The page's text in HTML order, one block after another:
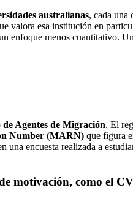
australianas, cada una
valora esa institución en
enfoque menos cuantitativo.
de Agentes de Migración. El
Number (MARN) que figura
encuesta realizada a
motivación, como el